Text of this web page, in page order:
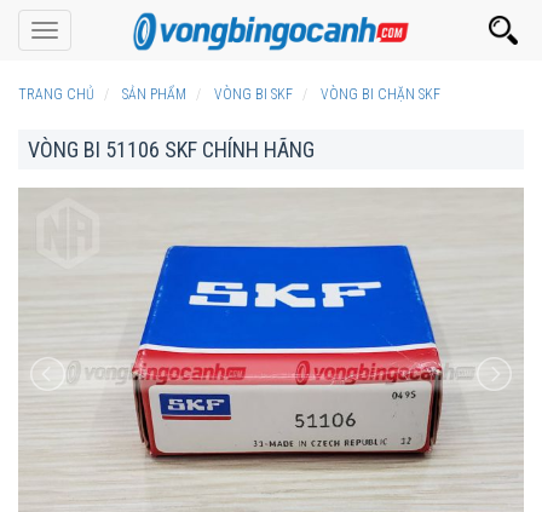
Toggle
navigation
TRANG CHỦ SẢN PHẨM VÒNG BI SKF VÒNG BI CHẶN SKF
VÒNG BI 51106 SKF CHÍNH HÃNG